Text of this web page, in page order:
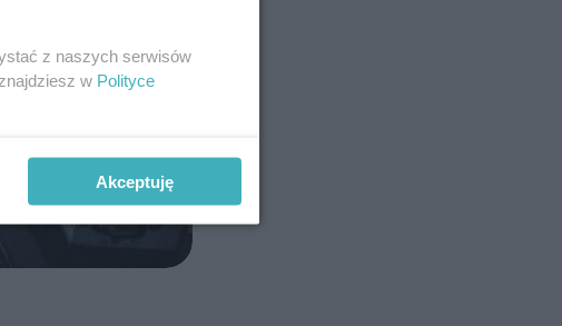
z naszych serwisów
w Polityce
Akceptuję